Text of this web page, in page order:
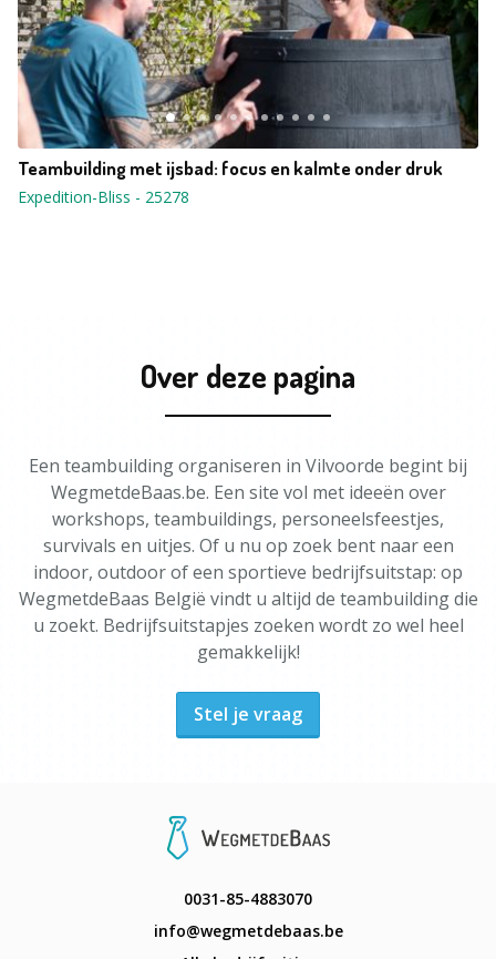
Teambuilding met ijsbad: focus en kalmte onder druk
Expedition-Bliss - 25278
Over deze pagina
Een teambuilding organiseren in Vilvoorde begint bij
WegmetdeBaas.be. Een site vol met ideeën over
workshops, teambuildings, personeelsfeestjes,
survivals en uitjes. Of u nu op zoek bent naar een
indoor, outdoor of een sportieve bedrijfsuitstap: op
WegmetdeBaas België vindt u altijd de teambuilding die
u zoekt. Bedrijfsuitstapjes zoeken wordt zo wel heel
gemakkelijk!
Stel je vraag
0031-85-4883070
info@wegmetdebaas.be